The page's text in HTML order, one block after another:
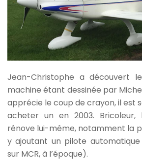
Jean-Christophe a découvert
machine étant dessinée par
apprécie le coup de crayon, il est
acheter un en 2003.
rénove lui-même, notamment la
y ajoutant un pilote
sur MCR, à l’époque).